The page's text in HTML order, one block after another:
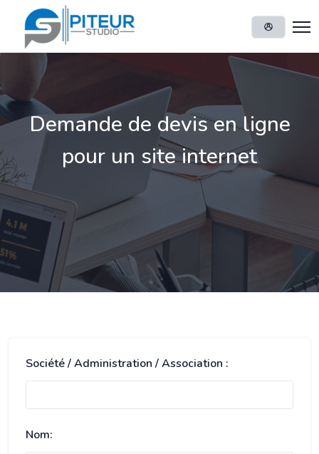
Demande de devis en ligne
pour un site internet
Société / Administration / Association :
Nom: